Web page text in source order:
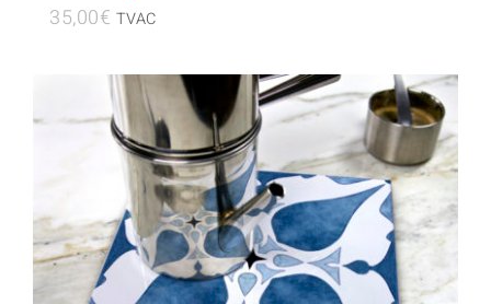
35,00€ TVAC